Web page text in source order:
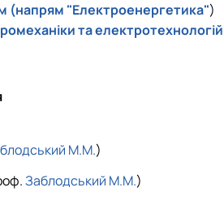
(напрям "Електроенергетика")
та електротехнологій
М.М.)
Заблодський М.М.)